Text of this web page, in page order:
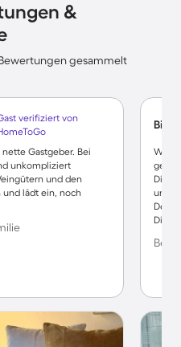
&
gesammelt
verifiziert von
Gastgeber. Bei
unkompliziert
und den
und lädt ein, noch
Birgit
Wir
Die
und
Der
Die
hat